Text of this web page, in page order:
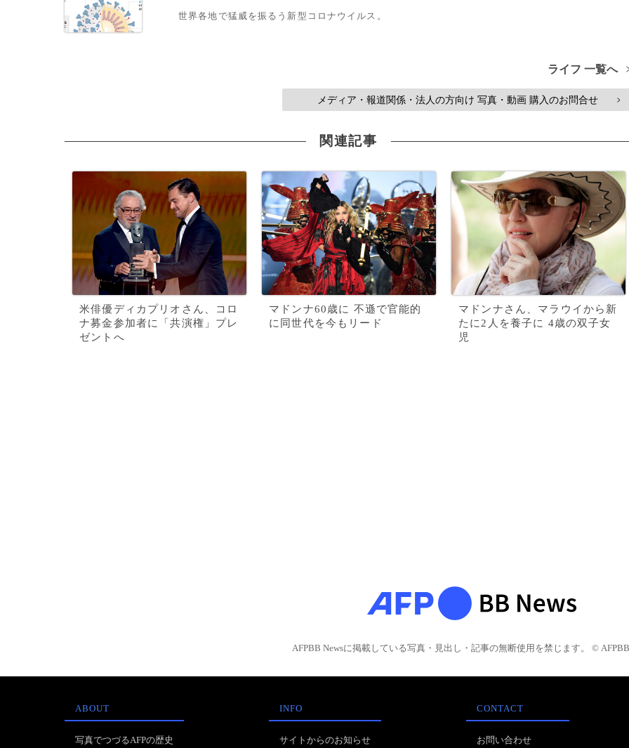
世界各地で猛威を振るう新型コロナウイルス。
ライフ 一覧へ
メディア・報道関係・法人の方向け 写真・動画 購入のお問合せ >
関連記事
米俳優ディカプリオさん、コロ
ナ募金参加者に「共演権」プレ
ゼントへ
マドンナ60歳に 不遜で官能的
に同世代を今もリード
マドンナさん、マラウイから新
たに2人を養子に 4歳の双子女
児
AFPBB Newsに掲載している写真・見出し・記事の無断使用を禁じます。 © AFPBB
ABOUT
写真でつづるAFPの歴史
INFO
サイトからのお知らせ
CONTACT
お問い合わせ